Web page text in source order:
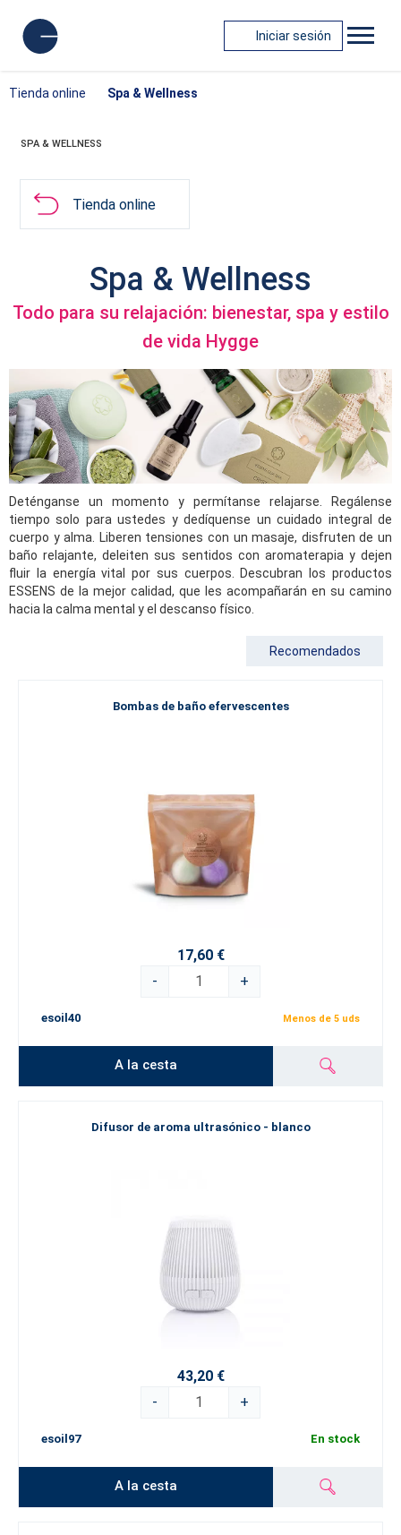
Iniciar sesión
Tienda online Spa & Wellness
SPA & WELLNESS
Tienda online
Spa & Wellness
Todo para su relajación: bienestar, spa y estilo
de vida Hygge
Deténganse un momento y permítanse relajarse. Regálense
tiempo solo para ustedes y dedíquense un cuidado integral de
cuerpo y alma. Liberen tensiones con un masaje, disfruten de un
baño relajante, deleiten sus sentidos con aromaterapia y dejen
fluir la energía vital por sus cuerpos. Descubran los productos
ESSENS de la mejor calidad, que les acompañarán en su camino
hacia la calma mental y el descanso físico.
Recomendados
Bombas de baño efervescentes
17,60 €
-
+
esoil40 Menos de 5 uds
A la cesta
Difusor de aroma ultrasónico - blanco
43,20 €
-
+
esoil97 En stock
A la cesta